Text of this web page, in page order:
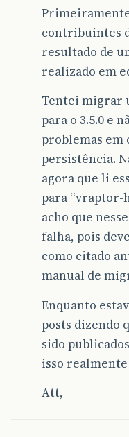
contribuintes
resultado de
realizado em
Tentei migrar
para o 3.5.0 e
problemas
persistência.
agora que li
para “vraptor-
acho que
falha, pois
como citado
manual de
Enquanto
posts dizendo
sido
isso
Att,